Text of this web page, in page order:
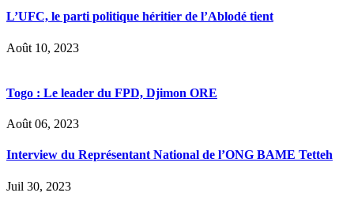
L’UFC, le parti politique héritier de l’Ablodé tient
Août 10, 2023
Togo : Le leader du FPD, Djimon ORE
Août 06, 2023
Interview du Représentant National de l’ONG BAME Tetteh
Juil 30, 2023